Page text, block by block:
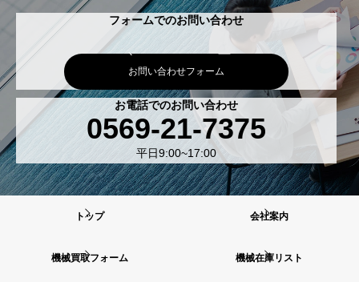
フォームでのお問い合わせ
お問い合わせフォーム
お電話でのお問い合わせ
0569-21-7375
平日9:00~17:00
トップ 会社案内
機械買取フォーム 機械在庫リスト